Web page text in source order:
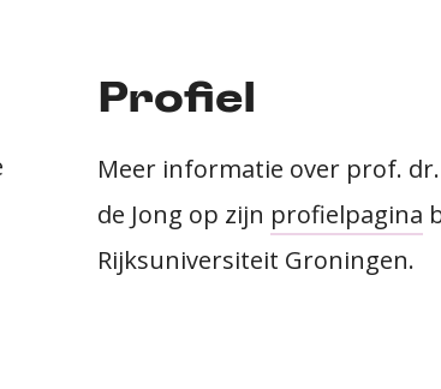
Profiel
Meer informatie over prof.
de Jong op zijn profielpagina
Rijksuniversiteit Groningen.